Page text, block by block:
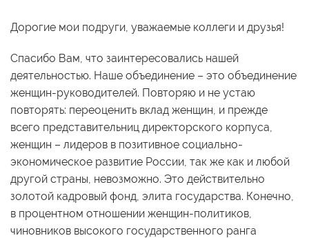
Дорогие мои подруги, уважаемые коллеги и друзья!
Спасибо Вам, что заинтересовались нашей
деятельностью. Наше объединение – это объединение
женщин-руководителей. Повторяю и не устаю
повторять: переоценить вклад женщин, и прежде
всего представительниц директорского корпуса,
женщин – лидеров в позитивное социально-
экономическое развитие России, так же как и любой
другой страны, невозможно. Это действительно
золотой кадровый фонд, элита государства. Конечно,
в процентном отношении женщин-политиков,
чиновников высокого государственного ранга